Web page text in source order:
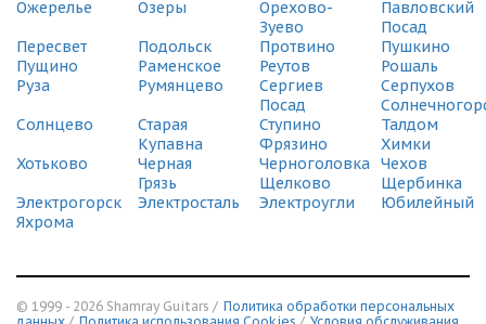
Старая Купавна, ул. Кирова, 19
СДЭК
Химки Новые, Панфилова, 4
СДЭК
Орехово-Зуево, 1-й проезд Дзержинского, д.32
(495) 128-95-59
(495) 128-95-59
СДЭК
Ожерелье
Озеры
Орехово-
Зуево
Павловский
Посад
Пересвет
Подольск Протвино
Пушкино
Пущино
Раменское Реутов
Рошаль
Руза
Румянцево
Сергиев
Посад
Серпухов
Солнцево
Старая
Купавна
Ступино
Талдом
Фрязино
Химки
Хотьково
Черная
Грязь
Черноголовка Чехов
Щелково
Щербинка
Электрогорск
Электросталь Электроугли
Юбилейный
Яхрома
© 1999 - 2026 Shamray Guitars / Политика обработки персональных